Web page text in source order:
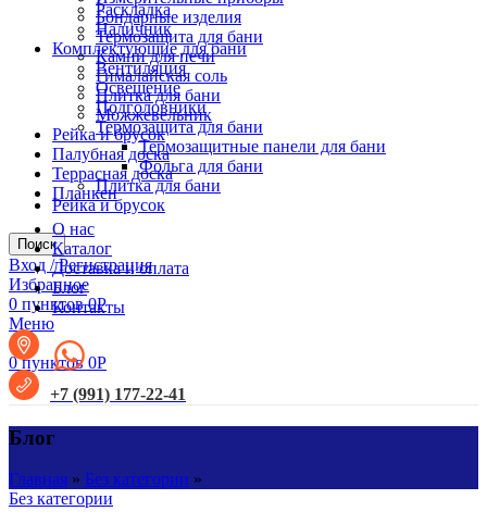
Раскладка
Наличник
Комплектующие для бани
Вентиляция
Освещение
Подголовники
Термозащита для бани
Термозащитные панели для бани
Фольга для бани
Плитка для бани
Рейка и брусок
Поиск
Вход / Регистрация
Избранное
0 пунктов 0Р
Меню
0пунктов 0Р
Бондарные изделия
Термозащита для бани
Камни для печи
Гималайская соль
Плитка для бани
Можжевельник
Рейка и брусок
Палубная доска
Террасная доска
Планкен
О нас
Каталог
Доставка и оплата
Блог
Контакты
+7 (991) 177-22-41
Блог
Главная » Без категории »
Без категории